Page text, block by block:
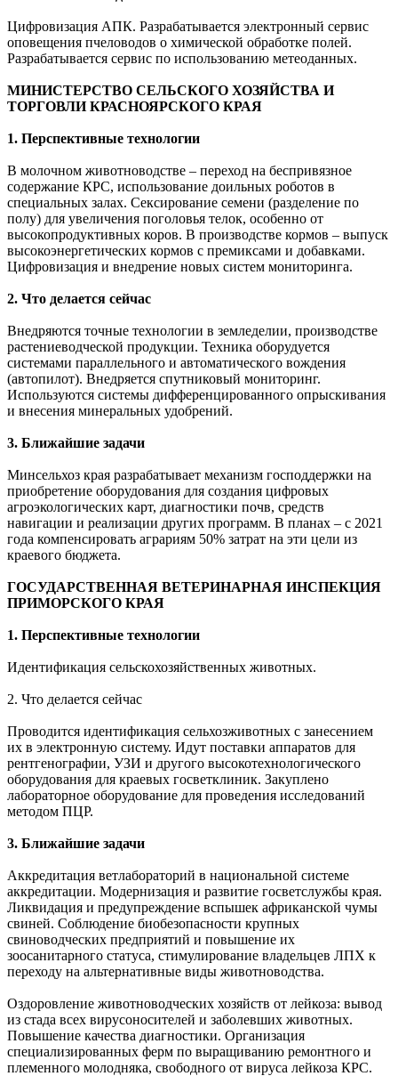
Цифровизация АПК. Разрабатывается электронный сервис
оповещения пчеловодов о химической обработке полей.
Разрабатывается сервис по использованию метеоданных.
МИНИСТЕРСТВО СЕЛЬСКОГО ХОЗЯЙСТВА И
ТОРГОВЛИ КРАСНОЯРСКОГО КРАЯ
1. Перспективные технологии
В молочном животноводстве – переход на беспривязное
содержание КРС, использование доильных роботов в
специальных залах. Сексирование семени (разделение по
полу) для увеличения поголовья телок, особенно от
высокопродуктивных коров. В производстве кормов – выпуск
высокоэнергетических кормов с премиксами и добавками.
Цифровизация и внедрение новых систем мониторинга.
2. Что делается сейчас
Внедряются точные технологии в земледелии, производстве
растениеводческой продукции. Техника оборудуется
системами параллельного и автоматического вождения
(автопилот). Внедряется спутниковый мониторинг.
Используются системы дифференцированного опрыскивания
и внесения минеральных удобрений.
3. Ближайшие задачи
Минсельхоз края разрабатывает механизм господдержки на
приобретение оборудования для создания цифровых
агроэкологических карт, диагностики почв, средств
навигации и реализации других программ. В планах – с 2021
года компенсировать аграриям 50% затрат на эти цели из
краевого бюджета.
ГОСУДАРСТВЕННАЯ ВЕТЕРИНАРНАЯ ИНСПЕКЦИЯ
ПРИМОРСКОГО КРАЯ
1. Перспективные технологии
Идентификация сельскохозяйственных животных.
2. Что делается сейчас
Проводится идентификация сельхозживотных с занесением
их в электронную систему. Идут поставки аппаратов для
рентгенографии, УЗИ и другого высокотехнологического
оборудования для краевых госветклиник. Закуплено
лабораторное оборудование для проведения исследований
методом ПЦР.
3. Ближайшие задачи
Аккредитация ветлабораторий в национальной системе
аккредитации. Модернизация и развитие госветслужбы края.
Ликвидация и предупреждение вспышек африканской чумы
свиней. Соблюдение биобезопасности крупных
свиноводческих предприятий и повышение их
зоосанитарного статуса, стимулирование владельцев ЛПХ к
переходу на альтернативные виды животноводства.
Оздоровление животноводческих хозяйств от лейкоза: вывод
из стада всех вирусоносителей и заболевших животных.
Повышение качества диагностики. Организация
специализированных ферм по выращиванию ремонтного и
племенного молодняка, свободного от вируса лейкоза КРС.